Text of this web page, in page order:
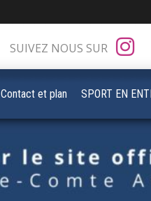
SUIVEZ NOUS SUR
Contact et plan SPORT EN